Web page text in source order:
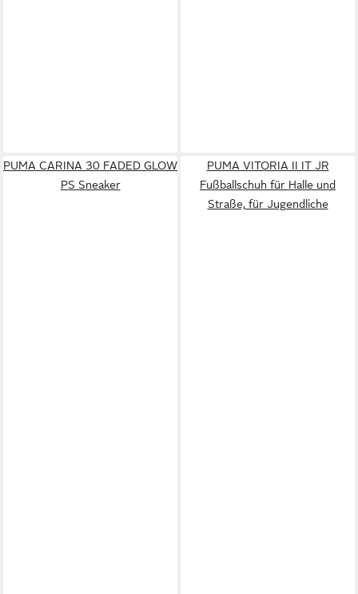
PUMA CARINA 30 FADED GLOW
PS Sneaker
PUMA VITORIA II IT JR
Fußballschuh für Halle und
Straße, für Jugendliche